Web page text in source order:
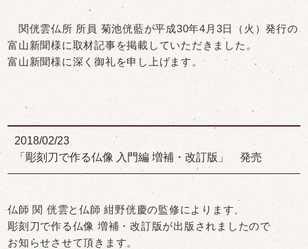
関侊雲仏所 所員 菊池侊藍が平成30年4月3日（火）発行の
富山新聞様に取材記事を掲載していただきました。
富山新聞様に深く御礼を申し上げます。
2018/02/23
「彫刻刀で作る仏像 入門編 増補・改訂版」 発売
仏師 関 侊雲と仏師 紺野侊慶の監修によります、
彫刻刀で作る仏像 増補・改訂版が出版されましたので
お知らせさせて頂きます。